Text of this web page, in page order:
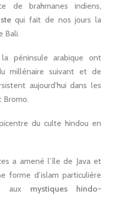
de brahmanes indiens,
qui fait de nos jours la
Bali.
péninsule arabique ont
millénaire suivant et de
aujourd’hui dans les
Bromo.
du culte hindou en
a amené l’île de Java et
forme d’islam particulière
aux mystiques hindo-